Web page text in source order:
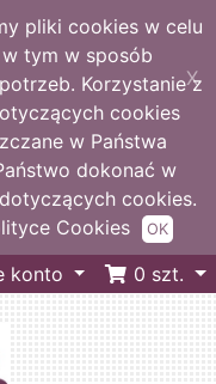
pliki cookies w celu
w tym w sposób
Korzystanie z
cookies
w Państwa
dokonać w
cookies.
Cookies
X
OK
konto 0 szt.